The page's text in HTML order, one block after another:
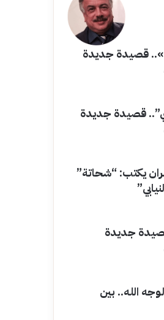
قصيدة جديدة
قصيدة جديدة
يكتب: “شحاتة”
جديدة
الله.. بين